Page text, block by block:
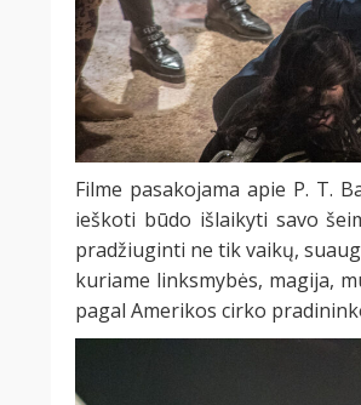
Filme pasakojama apie P. T.
ieškoti būdo išlaikyti savo
pradžiuginti ne tik vaikų,
kuriame linksmybės, magija,
pagal Amerikos cirko